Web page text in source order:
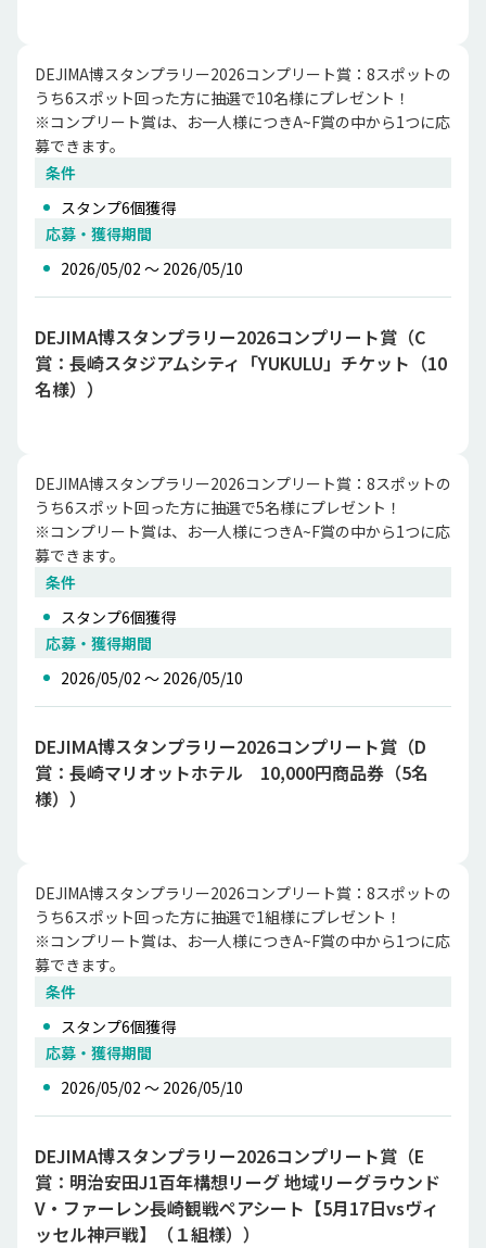
DEJIMA博スタンプラリー2026コンプリート賞：8スポットの
うち6スポット回った方に抽選で10名様にプレゼント！
※コンプリート賞は、お一人様につきA~F賞の中から1つに応
募できます。
条件
スタンプ6個獲得
応募・獲得期間
2026/05/02 〜 2026/05/10
DEJIMA博スタンプラリー2026コンプリート賞（C
賞：長崎スタジアムシティ「YUKULU」チケット（10
名様））
DEJIMA博スタンプラリー2026コンプリート賞：8スポットの
うち6スポット回った方に抽選で5名様にプレゼント！
※コンプリート賞は、お一人様につきA~F賞の中から1つに応
募できます。
条件
スタンプ6個獲得
応募・獲得期間
2026/05/02 〜 2026/05/10
DEJIMA博スタンプラリー2026コンプリート賞（D
賞：長崎マリオットホテル 10,000円商品券（5名
様））
DEJIMA博スタンプラリー2026コンプリート賞：8スポットの
うち6スポット回った方に抽選で1組様にプレゼント！
※コンプリート賞は、お一人様につきA~F賞の中から1つに応
募できます。
条件
スタンプ6個獲得
応募・獲得期間
2026/05/02 〜 2026/05/10
DEJIMA博スタンプラリー2026コンプリート賞（E
賞：明治安田J1百年構想リーグ 地域リーグラウンド
V・ファーレン長崎観戦ペアシート【5月17日vsヴィ
ッセル神戸戦】（１組様））